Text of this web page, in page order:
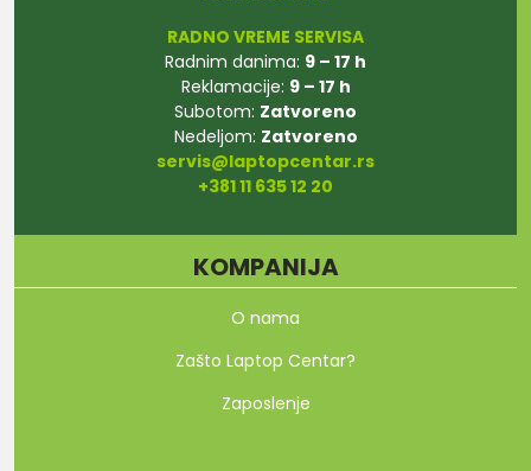
RADNO VREME SERVISA
Radnim danima: 9 – 17 h
Reklamacije: 9 – 17 h
Subotom: Zatvoreno
Nedeljom: Zatvoreno
servis@laptopcentar.rs
+381 11 635 12 20
KOMPANIJA
O nama
Zašto Laptop Centar?
Zaposlenje